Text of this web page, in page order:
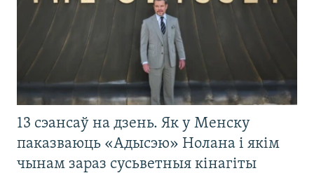
13 сэансаў на дзень. Як у Менску
паказваюць «Адысэю» Нолана і якім
чынам зараз сусьветныя кінагіты